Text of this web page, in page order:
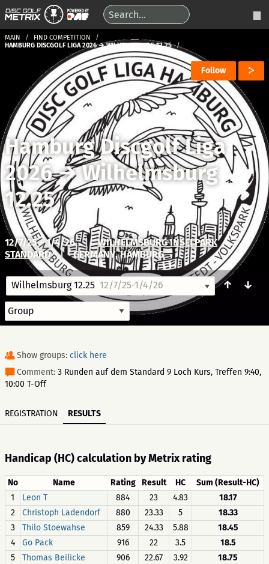
MAIN
FIND COMPETITION
HAMBURG DISCGOLF LIGA 2026 → WILHELMSBURG 12.25
Follow
Hamburg Discgolf Liga
2026→Wilhelmsburg
12.25
12/7/25 - 1/4/26 |
WILHELMSBURG INSELPARK
STANDARD
| GERMANY, HAMBURG
Wilhelmsburg 12.25 12/7/25-1/4/26 ↑ ↓
Show groups: click here
Comment: 3 Runden auf dem Standard 9 Loch Kurs, Treffen 9:40,
10:00 T-Off
REGISTRATION RESULTS
Handicap (HC) calculation by Metrix rating
No Name Rating Result HC
Sum (Result-HC)
1
Leon T 884 23 4.83
18.17
2
Christoph Ladendorf 880 23.33 5
18.33
3
Thilo Stoewahse 859 24.33 5.88
18.45
4
Go Pack 916 22 3.5
18.5
5
Thomas Beilicke 906 22.67 3.92
18.75